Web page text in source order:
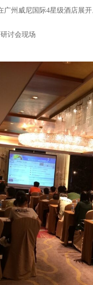
广州威尼国际4星级酒店展
讨会现场